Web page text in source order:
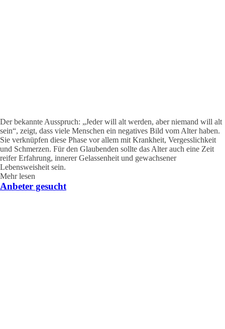
Der bekannte Ausspruch: „Jeder will alt werden, aber niemand will alt
sein“, zeigt, dass viele Menschen ein negatives Bild vom Alter haben.
Sie verknüpfen diese Phase vor allem mit Krankheit, Vergesslichkeit
und Schmerzen. Für den Glaubenden sollte das Alter auch eine Zeit
reifer Erfahrung, innerer Gelassenheit und gewachsener
Lebensweisheit sein.
Mehr lesen
Anbeter gesucht